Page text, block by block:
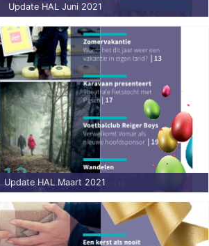
Update HAL Juni 2021
Update HAL Maart 2021